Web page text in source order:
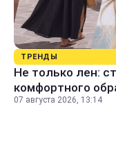
ТРЕНДЫ
Не только лен:
комфортного
07 августа 2026, 13:14